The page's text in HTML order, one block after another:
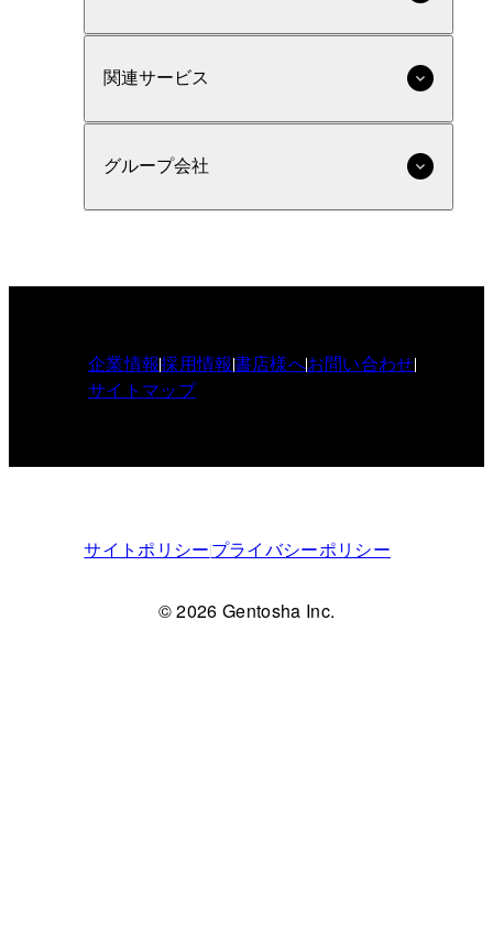
関連サービス
グループ会社
企業情報採用情報書店様へお問い合わせ
サイトマップ
サイトポリシープライバシーポリシー
© 2026 Gentosha Inc.